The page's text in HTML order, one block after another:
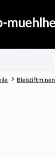
Bleistiftminen